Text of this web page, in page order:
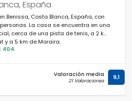
España
Benissa, Costa Blanca, España, con
La casa se encuentra en una
cerca de una pista de tenis, a 2 km
y a 5 km de Moraira.
404
Valoración media
21 Valoraciones 9,1